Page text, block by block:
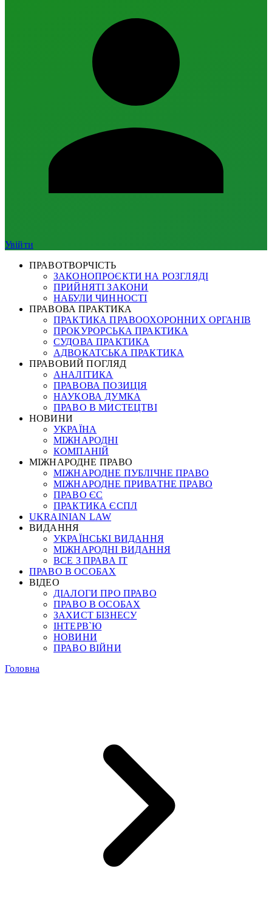
Увійти
ПРАВОТВОРЧІСТЬ
ЗАКОНОПРОЄКТИ НА РОЗГЛЯДІ
ПРИЙНЯТІ ЗАКОНИ
НАБУЛИ ЧИННОСТІ
ПРАВОВА ПРАКТИКА
ПРАКТИКА ПРАВООХОРОННИХ ОРГАНІВ
ПРОКУРОРСЬКА ПРАКТИКА
СУДОВА ПРАКТИКА
АДВОКАТСЬКА ПРАКТИКА
ПРАВОВИЙ ПОГЛЯД
АНАЛІТИКА
ПРАВОВА ПОЗИЦІЯ
НАУКОВА ДУМКА
ПРАВО В МИСТЕЦТВІ
НОВИНИ
УКРАЇНА
МІЖНАРОДНІ
КОМПАНІЙ
МІЖНАРОДНЕ ПРАВО
МІЖНАРОДНЕ ПУБЛІЧНЕ ПРАВО
МІЖНАРОДНЕ ПРИВАТНЕ ПРАВО
ПРАВО ЄС
ПРАКТИКА ЄСПЛ
UKRAINIAN LAW
ВИДАННЯ
УКРАЇНСЬКІ ВИДАННЯ
МІЖНАРОДНІ ВИДАННЯ
ВСЕ З ПРАВА ІТ
ПРАВО В ОСОБАХ
ВІДЕО
ДІАЛОГИ ПРО ПРАВО
ПРАВО В ОСОБАХ
ЗАХИСТ БІЗНЕСУ
ІНТЕРВ`Ю
НОВИНИ
ПРАВО ВІЙНИ
Головна